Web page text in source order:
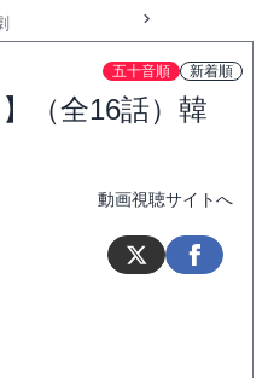
五十音順 新着順
（全16話）韓
動画視聴サイトへ